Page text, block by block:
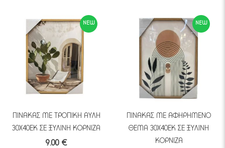
NEW
ΠΙΝΑΚΑΣ ΜΕ ΤΡΟΠΙΚΗ ΑΥΛΗ
30Χ40ΕΚ ΣΕ ΞΥΛΙΝΗ ΚΟΡΝΙΖΑ
9.00 €
NEW
ΠΙΝΑΚΑΣ ΜΕ ΑΦΗΡΗΜΕΝΟ
ΘΕΜΑ 30Χ40ΕΚ ΣΕ ΞΥΛΙΝΗ
ΚΟΡΝΙΖΑ